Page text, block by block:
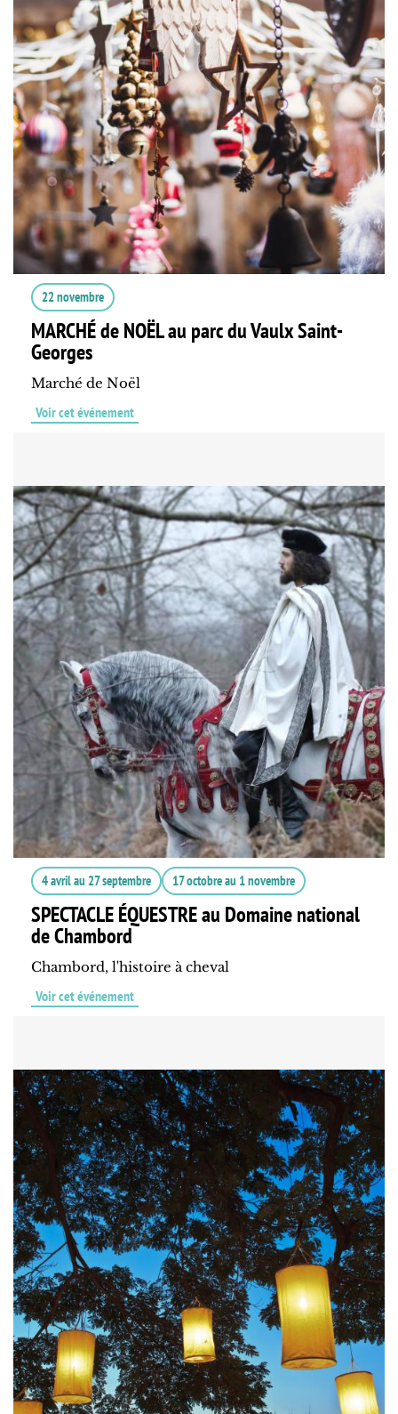
22 novembre
MARCHÉ de NOËL au parc du Vaulx Saint-
Georges
Marché de Noël
Voir cet événement
4 avrilau 27 septembre 17 octobreau 1 novembre
SPECTACLE ÉQUESTRE au Domaine national
de Chambord
Chambord, l'histoire à cheval
Voir cet événement